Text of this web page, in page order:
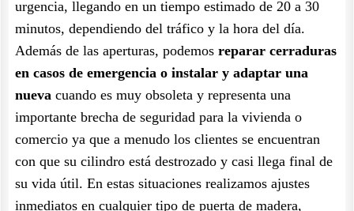
urgencia, llegando en un tiempo estimado de 20 a 30
minutos, dependiendo del tráfico y la hora del día.
Además de las aperturas, podemos reparar cerraduras
en casos de emergencia o instalar y adaptar una
nueva cuando es muy obsoleta y representa una
importante brecha de seguridad para la vivienda o
comercio ya que a menudo los clientes se encuentran
con que su cilindro está destrozado y casi llega final de
su vida útil. En estas situaciones realizamos ajustes
inmediatos en cualquier tipo de puerta de madera,